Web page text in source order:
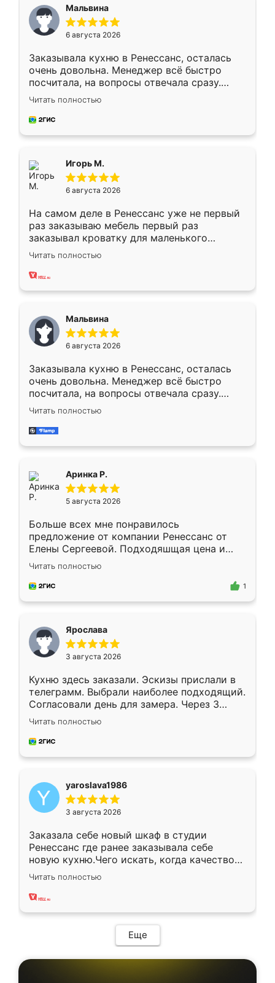
Мальвина
6 августа 2026
Заказывала кухню в Ренессанс, осталась
очень довольна. Менеджер всё быстро
посчитала, на вопросы отвечала сразу.
Замерщик приехал в субботу, подошёл к
делу со всей ответственностью. Собрали
за день, ребята работали аккуратно, даже
Читать полностью
Игорь М.
6 августа 2026
На самом деле в Ренессанс уже не первый
раз заказываю мебель первый раз
заказывал кроватку для маленького
ребёнка при его рождении ,во второй раз
заказал шкаф-купе. По качеству очень
хорошее сборка достаточно быстрая,
меньше, здесь же он более разнообразный.
Мне нравится ,если что-то потребуется из
мебели буду заказывать только здесь.
Читать полностью
Мальвина
6 августа 2026
Заказывала кухню в Ренессанс, осталась
очень довольна. Менеджер всё быстро
посчитала, на вопросы отвечала сразу.
Замерщик приехал в субботу, подошёл к
делу со всей ответственностью. Собрали
за день, ребята работали аккуратно, даже
Читать полностью
Аринка Р.
5 августа 2026
Больше всех мне понравилось
предложение от компании Ренессанс от
Елены Сергеевой. Подходяшщая цена и
короткие сроки изготовления. Приехавший
для замера сотрудник Владислав
предложил по моему эскизу самый
Читать полностью
1
Ярослава
3 августа 2026
Кухню здесь заказали. Эскизы прислали в
телеграмм. Выбрали наиболее подходящий.
Согласовали день для замера. Через 3
недели кухня была уже готова. Остались
довольны работой. Спасибо Ренессанс
мебель за качественную работу!
Читать полностью
yaroslava1986
3 августа 2026
Заказала себе новый шкаф в студии
Ренессанс где ранее заказывала себе
новую кухню.Чего искать, когда качеством
вполне довольна. Служит кухня уже почти
два года, нареканий нет.
Читать полностью
Еще